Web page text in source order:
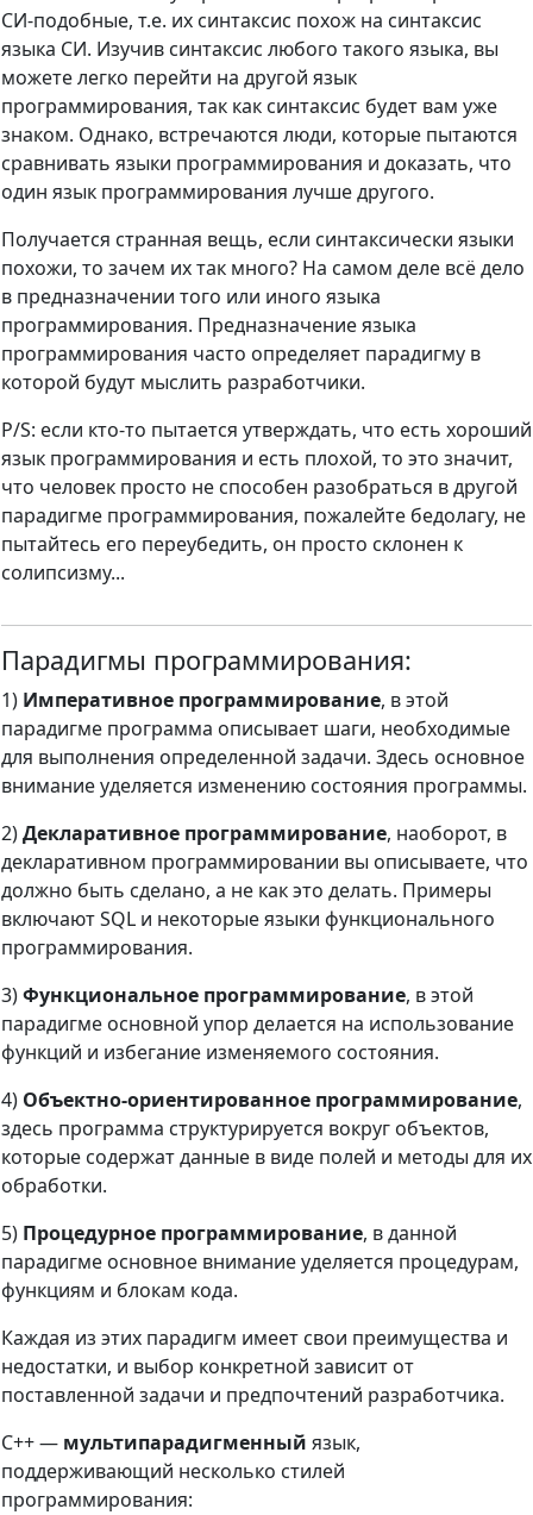
СИ-подобные, т.е. их синтаксис похож на синтаксис
языка СИ. Изучив синтаксис любого такого языка, вы
можете легко перейти на другой язык
программирования, так как синтаксис будет вам уже
знаком. Однако, встречаются люди, которые пытаются
сравнивать языки программирования и доказать, что
один язык программирования лучше другого.
Получается странная вещь, если синтаксически языки
похожи, то зачем их так много? На самом деле всё дело
в предназначении того или иного языка
программирования. Предназначение языка
программирования часто определяет парадигму в
которой будут мыслить разработчики.
P/S: если кто-то пытается утверждать, что есть хороший
язык программирования и есть плохой, то это значит,
что человек просто не способен разобраться в другой
парадигме программирования, пожалейте бедолагу, не
пытайтесь его переубедить, он просто склонен к
солипсизму...
Парадигмы программирования:
1) Императивное программирование, в этой
парадигме программа описывает шаги, необходимые
для выполнения определенной задачи. Здесь основное
внимание уделяется изменению состояния программы.
2)Декларативное программирование, наоборот, в
декларативном программировании вы описываете, что
должно быть сделано, а не как это делать. Примеры
включают SQL и некоторые языки функционального
программирования.
3)Функциональное программирование, в этой
парадигме основной упор делается на использование
функций и избегание изменяемого состояния.
4) Объектно-ориентированное программирование,
здесь программа структурируется вокруг объектов,
которые содержат данные в виде полей и методы для их
обработки.
5) Процедурное программирование, в данной
парадигме основное внимание уделяется процедурам,
функциям и блокам кода.
Каждая из этих парадигм имеет свои преимущества и
недостатки, и выбор конкретной зависит от
поставленной задачи и предпочтений разработчика.
C++ — мультипарадигменный язык,
поддерживающий несколько стилей
программирования: